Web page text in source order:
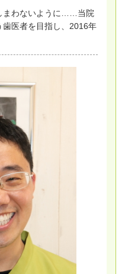
まわないように……当院
医者を目指し、2016年